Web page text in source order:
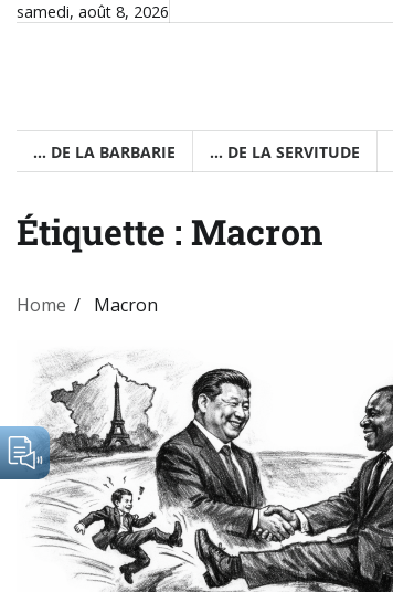
Skipsamedi, août 8, 2026
… DE LA BARBARIE … DE LA SERVITUDE
Étiquette : Macron
Home Macron